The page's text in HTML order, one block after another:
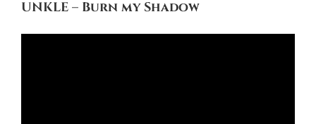
UNKLE – Burn my Shadow